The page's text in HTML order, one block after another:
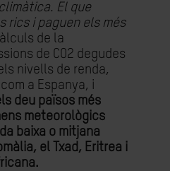
. El que
rics i paguen els més
de la
de CO2 degudes
nivells de renda,
a Espanya, i
deu països més
meteorològics
baixa o mitjana
el Txad, Eritrea i